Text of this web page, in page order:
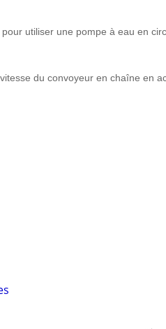
utiliser une pompe à eau en
du convoyeur en chaîne en